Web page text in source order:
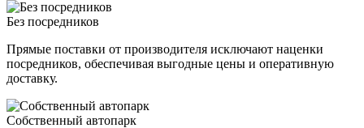
Без посредников
Прямые поставки от производителя исключают наценки
посредников, обеспечивая выгодные цены и оперативную
доставку.
Собственный автопарк